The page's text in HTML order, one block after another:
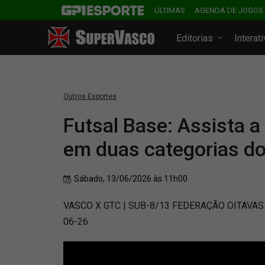
ÚLTIMAS AGENDA DE JOGOS
Editorias
Outros Esportes
Futsal Base: Assista a
em duas categorias
Sábado, 13/06/2026 às 11h00
VASCO X GTC | SUB-8/13 FEDERAÇÃO
06-26